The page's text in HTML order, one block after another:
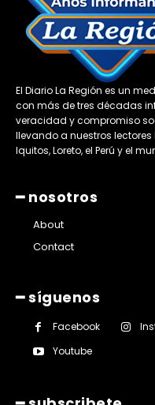
El Diario La Región es un
con más de tres décadas
veracidad y compromiso
llevando a nuestros
Iquitos, Loreto, el Perú y el
━ nosotros
About
Contact
━ síguenos
Facebook
Youtube